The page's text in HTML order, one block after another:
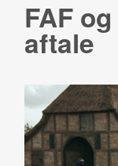
FAF
aftale